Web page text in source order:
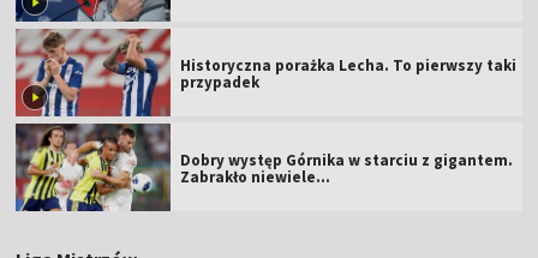
Historyczna porażka Lecha. To pierwszy taki
przypadek
Dobry występ Górnika w starciu z gigantem.
Zabrakło niewiele...